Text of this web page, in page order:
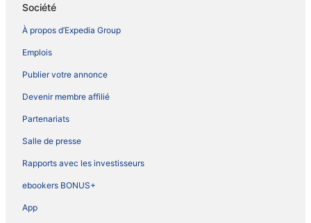
Société
À propos d’Expedia Group
Emplois
Publier votre annonce
Devenir membre affilié
Partenariats
Salle de presse
Rapports avec les investisseurs
ebookers BONUS+
App